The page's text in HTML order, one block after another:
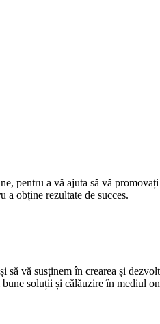
pentru a vă ajuta să vă
a obține rezultate de succes.
vă susținem în crearea și
soluții și călăuzire în mediul